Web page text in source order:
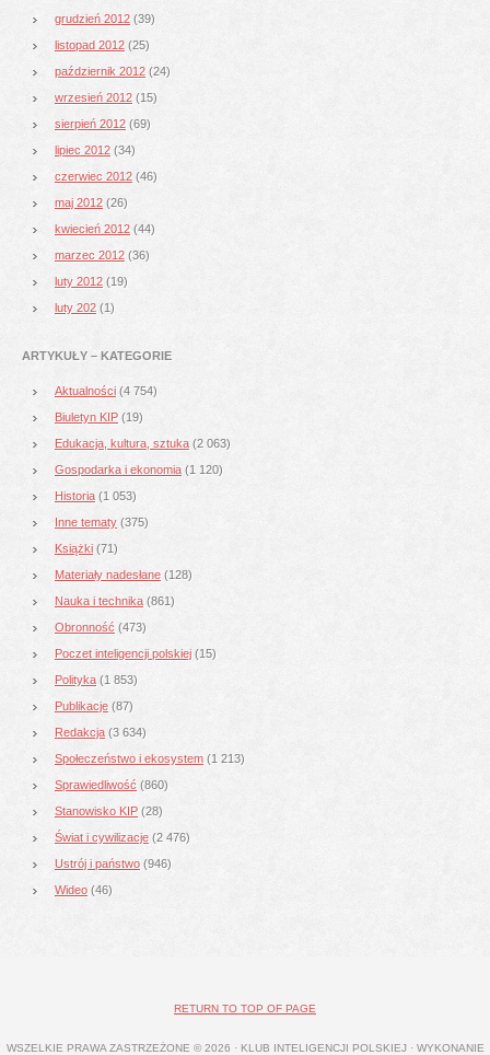
grudzień 2012 (39)
listopad 2012 (25)
październik 2012 (24)
wrzesień 2012 (15)
sierpień 2012 (69)
lipiec 2012 (34)
czerwiec 2012 (46)
maj 2012 (26)
kwiecień 2012 (44)
marzec 2012 (36)
luty 2012 (19)
luty 202 (1)
ARTYKUŁY – KATEGORIE
Aktualności (4 754)
Biuletyn KIP (19)
Edukacja, kultura, sztuka (2 063)
Gospodarka i ekonomia (1 120)
Historia (1 053)
Inne tematy (375)
Książki (71)
Materiały nadesłane (128)
Nauka i technika (861)
Obronność (473)
Poczet inteligencji polskiej (15)
Polityka (1 853)
Publikacje (87)
Redakcja (3 634)
Społeczeństwo i ekosystem (1 213)
Sprawiedliwość (860)
Stanowisko KIP (28)
Świat i cywilizacje (2 476)
Ustrój i państwo (946)
Wideo (46)
RETURN TO TOP OF PAGE
WSZELKIE PRAWA ZASTRZEŻONE © 2026 · KLUB INTELIGENCJI POLSKIEJ · WYKONANIE